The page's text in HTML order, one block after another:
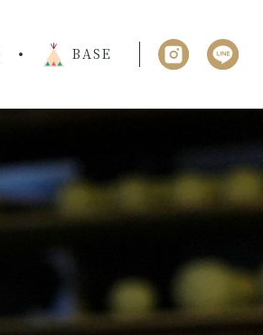
BASE